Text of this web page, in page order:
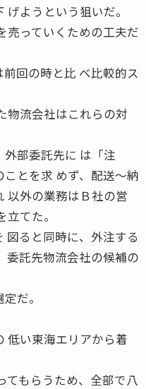
ようという狙いだ。
売っていくための工夫だ
回の時と比 べ比較的ス
物流会社はこれらの対
部委託先に は「注
とを求 めず、配送〜納
以外の業務はＢ社の営
てた。
図ると同時に、外注する
委託先物流会社の候補の
だ。
低い東海エリアから着
てもらうため、全部で八